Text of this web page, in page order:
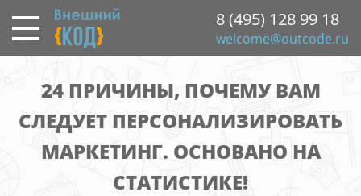
основному
содержанию
8 (495) 128 99 18
welcome@outcode.ru
24 ПРИЧИНЫ, ПОЧЕМУ ВАМ
СЛЕДУЕТ ПЕРСОНАЛИЗИРОВАТЬ
МАРКЕТИНГ. ОСНОВАНО НА
СТАТИСТИКЕ!